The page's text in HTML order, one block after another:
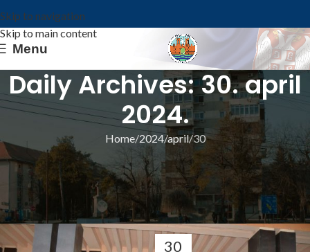
Skip to navigation
Skip to main content
Menu
Daily Archives: 30. april
2024.
Home 2024 april 30
ИЗ ОПШТИНЕ
ЧЕСТИТКЕ И ОБАВЕШТЕЊЕ О
НЕРАДНИМ ДАНИМА
Општина Ковин
30